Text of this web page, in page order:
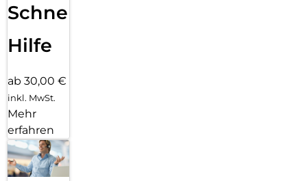
Schnelle
Hilfe
ab 30,00 €
inkl. MwSt.
Mehr
erfahren